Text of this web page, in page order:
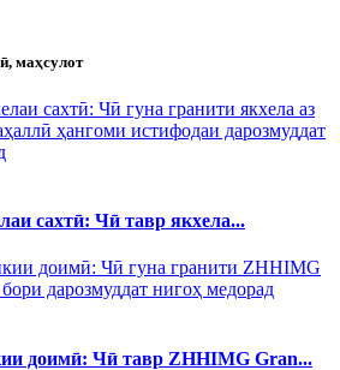
маҳсулот
сахтӣ: Чӣ тавр якхела...
доимӣ: Чӣ тавр ZHHIMG Gran...